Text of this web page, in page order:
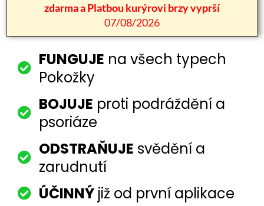
zdarma a Platbou kurýrovi brzy vyprší
07/08/2026
FUNGUJE na všech typech
Pokožky
BOJUJE proti podráždění a
psoriáze
ODSTRAŇUJE svědění a
zarudnutí
ÚČINNÝjiž od první aplikace